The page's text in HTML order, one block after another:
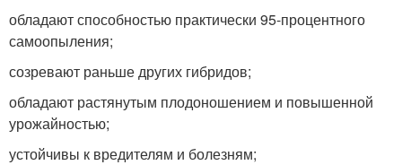
обладают способностью практически 95-процентного
самоопыления;
созревают раньше других гибридов;
обладают растянутым плодоношением и повышенной
урожайностью;
устойчивы к вредителям и болезням;